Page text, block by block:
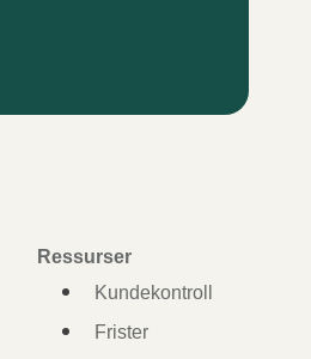
Ressurser
Kundekontroll
Frister